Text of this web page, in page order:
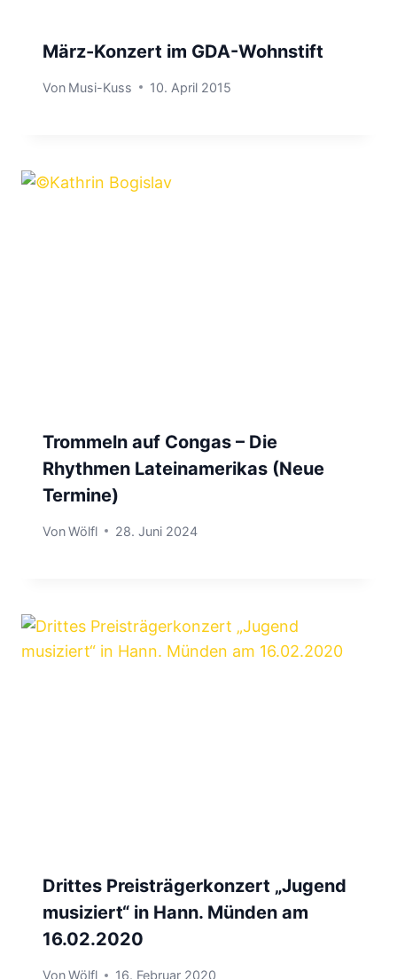
März-Konzert im GDA-Wohnstift
Von Musi-Kuss 10. April 2015
Trommeln auf Congas – Die
Rhythmen Lateinamerikas (Neue
Termine)
VonWölfl 28. Juni 2024
Drittes Preisträgerkonzert „Jugend
musiziert“ in Hann. Münden am
16.02.2020
VonWölfl 16. Februar 2020